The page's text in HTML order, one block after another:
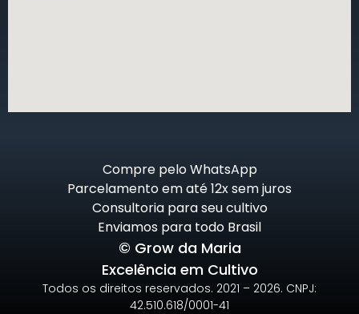
Compre pelo WhatsApp
Parcelamento em até 12x sem juros
Consultoria para seu cultivo
Enviamos para todo Brasil
© Grow da Maria
Excelência em Cultivo
Todos os direitos reservados. 2021 – 2026. CNPJ:
42.510.618/0001-41